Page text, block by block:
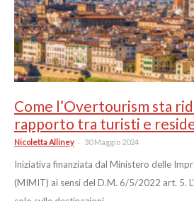
Come l’Overtourism sta
rapporto tra turisti e
Nicoletta Alliney - 30 Maggio 2024
Iniziativa finanziata dal Ministero delle
(MIMIT) ai sensi del D.M. 6/5/2022 art. 5.